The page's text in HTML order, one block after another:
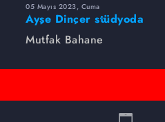
05 Mayıs 2023, Cuma
Ayşe Dinçer stüdyoda
bayıldı! Korku dolu anlar...
Mutfak Bahane